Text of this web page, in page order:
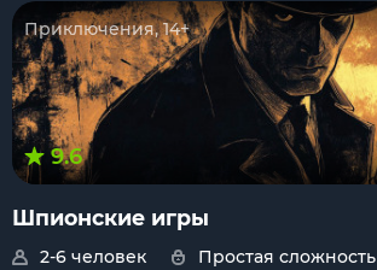
Приключения, 14+
9.6
Шпионские игры
2-6 человек
Простая сложность